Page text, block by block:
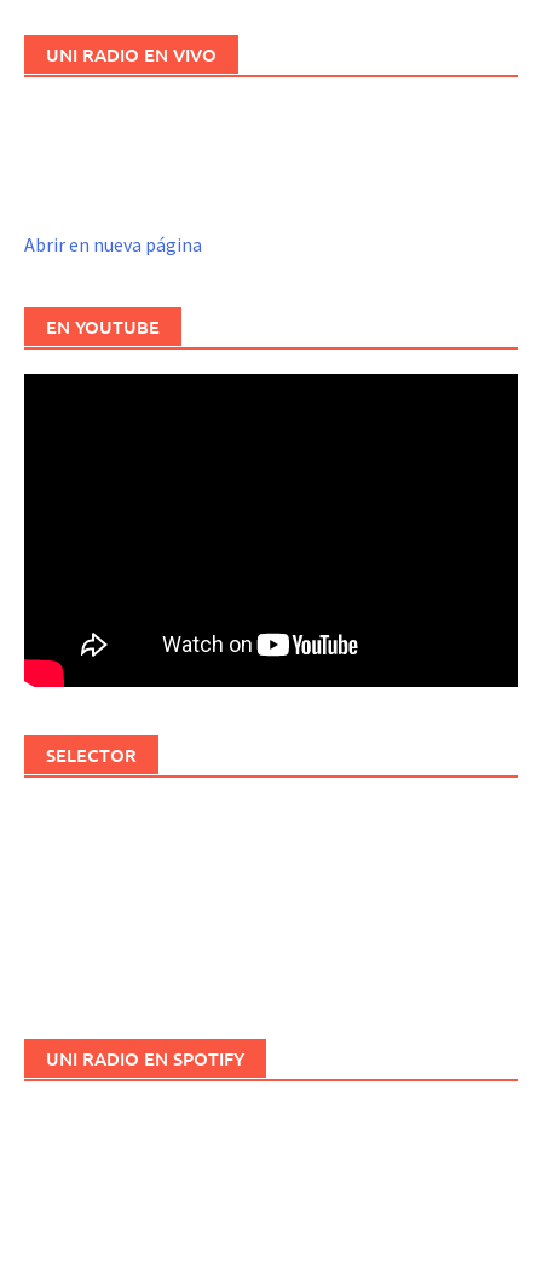
UNI RADIO EN VIVO
Abrir en nueva página
EN YOUTUBE
SELECTOR
UNI RADIO EN SPOTIFY